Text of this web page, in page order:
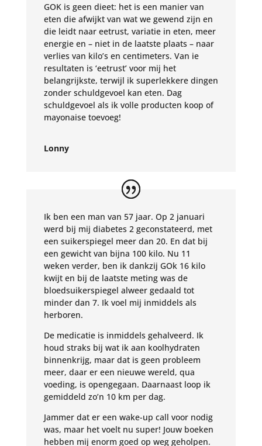
GOK is geen dieet: het is een manier van
eten die afwijkt van wat we gewend zijn en
die leidt naar eetrust, variatie in eten, meer
energie en – niet in de laatste plaats – naar
verlies van kilo’s en centimeters. Van ie
resultaten is ‘eetrust’ voor mij het
belangrijkste, terwijl ik superlekkere dingen
zonder schuldgevoel kan eten. Dag
schuldgevoel als ik volle producten koop of
mayonaise toevoeg!
Lonny
Ik ben een man van 57 jaar. Op 2 januari
werd bij mij diabetes 2 geconstateerd, met
een suikerspiegel meer dan 20. En dat bij
een gewicht van bijna 100 kilo. Nu 11
weken verder, ben ik dankzij GOk 16 kilo
kwijt en bij de laatste meting was de
bloedsuikerspiegel alweer gedaald tot
minder dan 7. Ik voel mij inmiddels als
herboren.
De medicatie is inmiddels gehalveerd. Ik
houd straks bij wat ik aan koolhydraten
binnenkrijg, maar dat is geen probleem
meer, daar er een nieuwe wereld, qua
voeding, is opengegaan. Daarnaast loop ik
gemiddeld zo’n 10 km per dag.
Jammer dat er een wake-up call voor nodig
was, maar het voelt nu super! Jouw boeken
hebben mij enorm goed op weg geholpen.